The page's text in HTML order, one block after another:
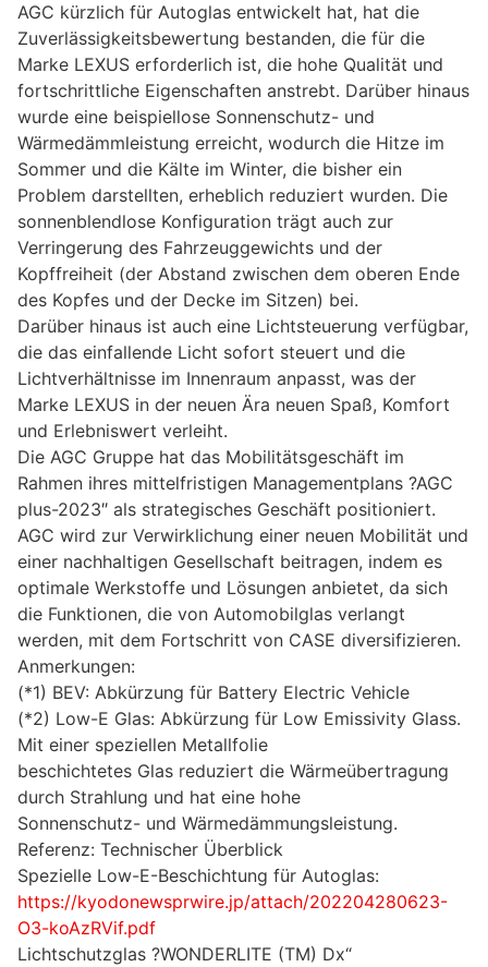
AGC kürzlich für Autoglas entwickelt hat, hat die
Zuverlässigkeitsbewertung bestanden, die für die
Marke LEXUS erforderlich ist, die hohe Qualität und
fortschrittliche Eigenschaften anstrebt. Darüber hinaus
wurde eine beispiellose Sonnenschutz- und
Wärmedämmleistung erreicht, wodurch die Hitze im
Sommer und die Kälte im Winter, die bisher ein
Problem darstellten, erheblich reduziert wurden. Die
sonnenblendlose Konfiguration trägt auch zur
Verringerung des Fahrzeuggewichts und der
Kopffreiheit (der Abstand zwischen dem oberen Ende
des Kopfes und der Decke im Sitzen) bei.
Darüber hinaus ist auch eine Lichtsteuerung verfügbar,
die das einfallende Licht sofort steuert und die
Lichtverhältnisse im Innenraum anpasst, was der
Marke LEXUS in der neuen Ära neuen Spaß, Komfort
und Erlebniswert verleiht.
Die AGC Gruppe hat das Mobilitätsgeschäft im
Rahmen ihres mittelfristigen Managementplans ?AGC
plus-2023″ als strategisches Geschäft positioniert.
AGC wird zur Verwirklichung einer neuen Mobilität und
einer nachhaltigen Gesellschaft beitragen, indem es
optimale Werkstoffe und Lösungen anbietet, da sich
die Funktionen, die von Automobilglas verlangt
werden, mit dem Fortschritt von CASE diversifizieren.
Anmerkungen:
(*1) BEV: Abkürzung für Battery Electric Vehicle
(*2) Low-E Glas: Abkürzung für Low Emissivity Glass.
Mit einer speziellen Metallfolie
beschichtetes Glas reduziert die Wärmeübertragung
durch Strahlung und hat eine hohe
Sonnenschutz- und Wärmedämmungsleistung.
Referenz: Technischer Überblick
Spezielle Low-E-Beschichtung für Autoglas:
https://kyodonewsprwire.jp/attach/202204280623-
O3-koAzRVif.pdf
Lichtschutzglas ?WONDERLITE (TM) Dx“